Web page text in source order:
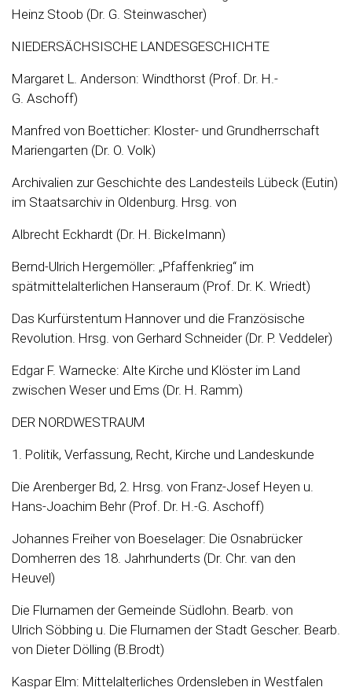
Heinz Stoob (Dr. G. Steinwascher)
NIEDERSÄCHSISCHE LANDESGESCHICHTE
Margaret L. Anderson: Windthorst (Prof. Dr. H.-
G. Aschoff)
Manfred von Boetticher: Kloster- und Grundherrschaft
Mariengarten (Dr. O. Volk)
Archivalien zur Geschichte des Landesteils Lübeck (Eutin)
im Staatsarchiv in Oldenburg. Hrsg. von
Albrecht Eckhardt (Dr. H. BickeImann)
Bernd-Ulrich Hergemöller: „Pfaffenkrieg“ im
spätmittelalterlichen Hanseraum (Prof. Dr. K. Wriedt)
Das Kurfürstentum Hannover und die Französische
Revolution. Hrsg. von Gerhard Schneider (Dr. P. Veddeler)
Edgar F. Warnecke: Alte Kirche und Klöster im Land
zwischen Weser und Ems (Dr. H. Ramm)
DER NORDWESTRAUM
1. Politik, Verfassung, Recht, Kirche und Landeskunde
Die Arenberger Bd, 2. Hrsg. von Franz-Josef Heyen u.
Hans-Joachim Behr (Prof. Dr. H.-G. Aschoff)
Johannes Freiher von Boeselager: Die Osnabrücker
Domherren des 18. Jahrhunderts (Dr. Chr. van den
Heuvel)
Die Flurnamen der Gemeinde Südlohn. Bearb. von
Ulrich Söbbing u. Die Flurnamen der Stadt Gescher. Bearb.
von Dieter Dölling (B.Brodt)
Kaspar Elm: Mittelalterliches Ordensleben in Westfalen